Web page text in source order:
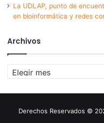
La UDLAP, punto de
en bioinformática y redes
Archivos
Archivos
Derechos Reservados ©